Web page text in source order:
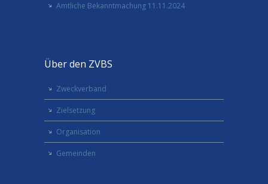
Amtliche Bekanntmachung 11.11.2024
Über den ZVBS
Zweckverband
Zielsetzung
Organisation
Gemeinden